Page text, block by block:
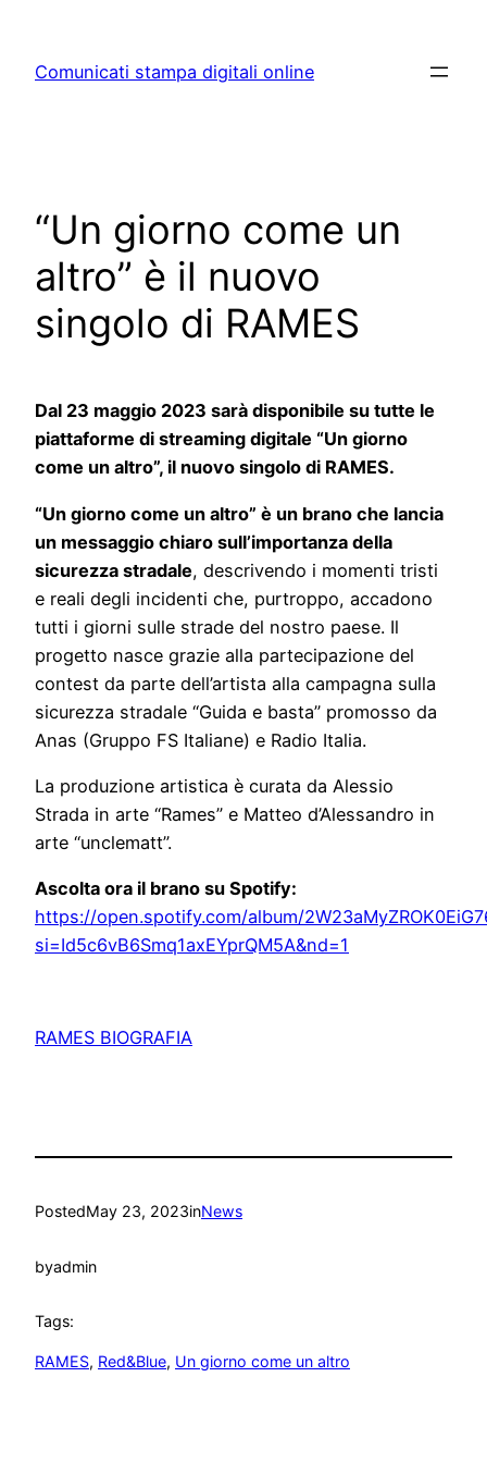
content
Comunicati stampa digitali online
“Un giorno come un
altro” è il nuovo
singolo di RAMES
Dal 23 maggio 2023 sarà disponibile su tutte le
piattaforme di streaming digitale “Un giorno
come un altro”, il nuovo singolo di RAMES.
“Un giorno come un altro” è un brano che lancia
un messaggio chiaro sull’importanza della
sicurezza stradale, descrivendo i momenti tristi
e reali degli incidenti che, purtroppo, accadono
tutti i giorni sulle strade del nostro paese. Il
progetto nasce grazie alla partecipazione del
contest da parte dell’artista alla campagna sulla
sicurezza stradale “Guida e basta” promosso da
Anas (Gruppo FS Italiane) e Radio Italia.
La produzione artistica è curata da Alessio
Strada in arte “Rames” e Matteo d’Alessandro in
arte “unclematt”.
Ascolta ora il brano su Spotify:
https://open.spotify.com/album/
si=Id5c6vB6Smq1axEYprQM5A&nd=1
RAMES BIOGRAFIA
PostedMay 23, 2023inNews
byadmin
Tags:
RAMES, Red&Blue, Un giorno come un altro